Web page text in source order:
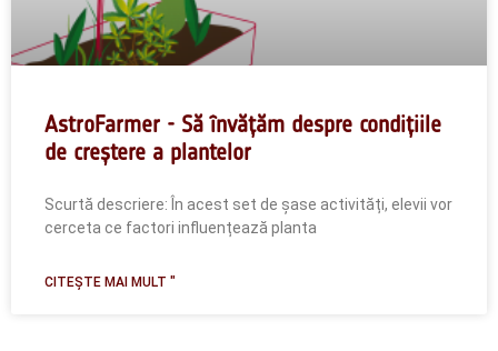
AstroFarmer - Să învățăm despre condițiile
de creștere a plantelor
Scurtă descriere: În acest set de șase activități, elevii vor
cerceta ce factori influențează planta
CITEȘTE MAI MULT "